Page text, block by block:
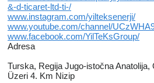
&-d-ticaret-ltd-ti-/
www.instagram.com/yilteksenerji/
www.youtube.com/channel/
www.facebook.com/YilTeKsGroup/
Adresa
Turska, Regiјa Jugo-istočna
Üzeri 4. Km Nizip